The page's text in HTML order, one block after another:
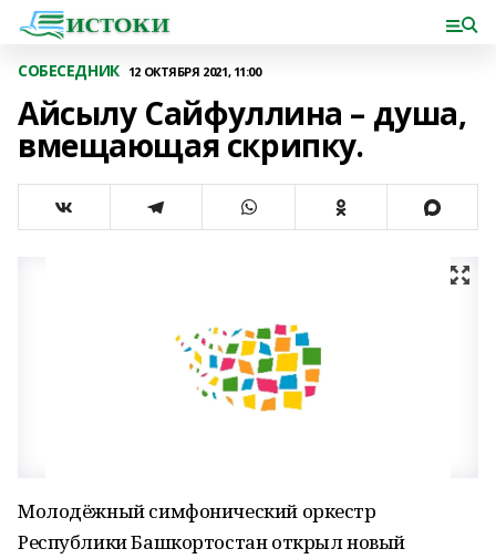
СОБЕСЕДНИК 12 ОКТЯБРЯ 2021, 11:00
Айсылу Сайфуллина – душа,
вмещающая скрипку.
Молодёжный симфонический оркестр
Республики Башкортостан открыл новый